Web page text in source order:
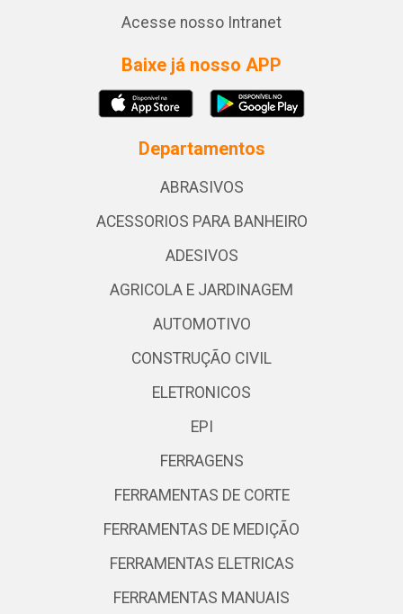
Acesse nosso Intranet
Baixe já nosso APP
Departamentos
ABRASIVOS
ACESSORIOS PARA BANHEIRO
ADESIVOS
AGRICOLA E JARDINAGEM
AUTOMOTIVO
CONSTRUÇÃO CIVIL
ELETRONICOS
EPI
FERRAGENS
FERRAMENTAS DE CORTE
FERRAMENTAS DE MEDIÇÃO
FERRAMENTAS ELETRICAS
FERRAMENTAS MANUAIS